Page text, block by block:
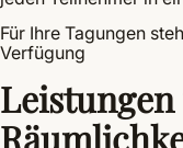
Für Ihre Tagungen
Verfügung